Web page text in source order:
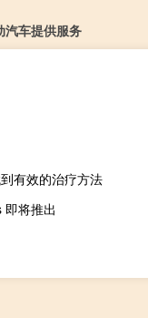
汽车提供服务
有效的治疗方法
将推出